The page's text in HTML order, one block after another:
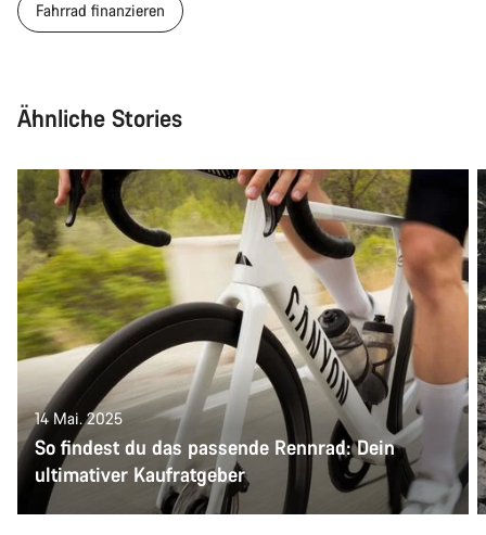
Fahrrad finanzieren
Ähnliche Stories
14 Mai. 2025
So findest du das passende Rennrad: Dein
ultimativer Kaufratgeber